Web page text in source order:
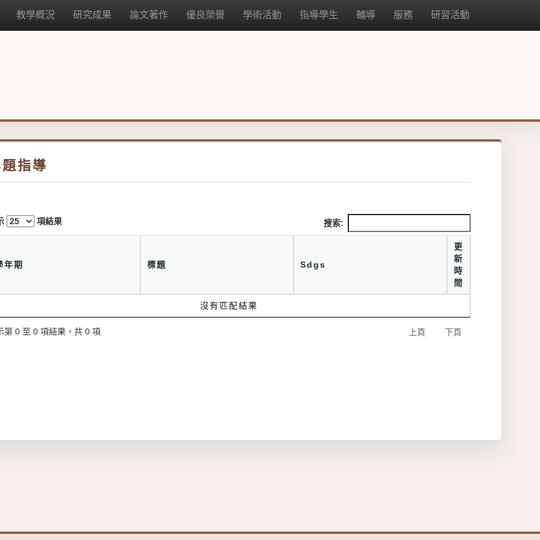
教學概況 研究成果 論文著作 優良榮譽 學術活動 指導學生 輔導 服務 研習活動
指導
項結果 搜索:
年期 標題 Sdgs
更
新
時
間
沒有匹配結果
第 0 至 0 項結果，共 0 項 上頁 下頁